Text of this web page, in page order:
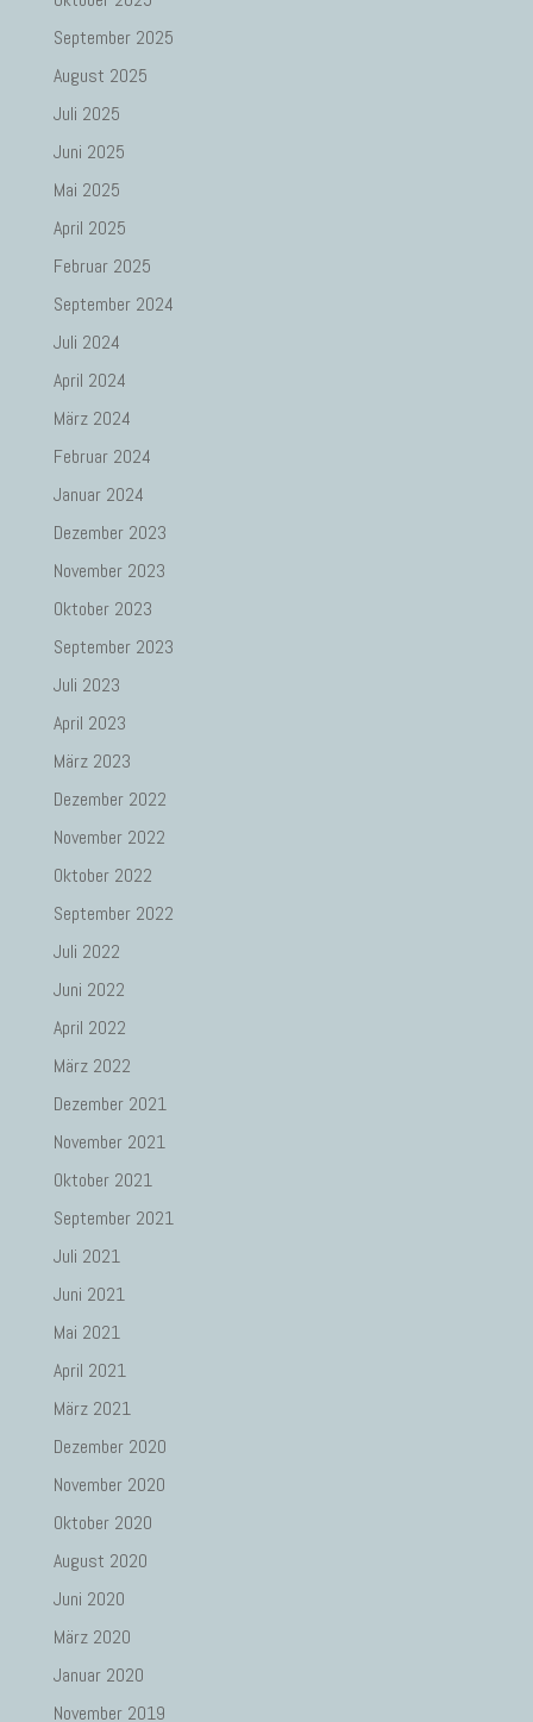
September 2025
August 2025
Juli 2025
Juni 2025
Mai 2025
April 2025
Februar 2025
September 2024
Juli 2024
April 2024
März 2024
Februar 2024
Januar 2024
Dezember 2023
November 2023
Oktober 2023
September 2023
Juli 2023
April 2023
März 2023
Dezember 2022
November 2022
Oktober 2022
September 2022
Juli 2022
Juni 2022
April 2022
März 2022
Dezember 2021
November 2021
Oktober 2021
September 2021
Juli 2021
Juni 2021
Mai 2021
April 2021
März 2021
Dezember 2020
November 2020
Oktober 2020
August 2020
Juni 2020
März 2020
Januar 2020
November 2019